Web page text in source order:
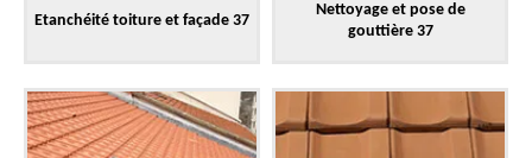
Etanchéité toiture et façade 37
Nettoyage et pose de
gouttière 37